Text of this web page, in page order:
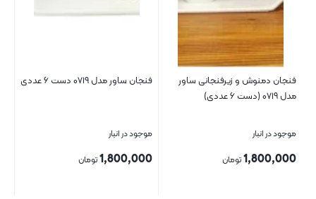
فنجان دمنوش و زیرفنجانی ساور
مدل ۰۷۱۹ (دست ۶ عددی)
موجود در انبار
1,800,000تومان
فنجان ساور مدل ۰۷۱۹ دست ۶ عددی
موجود در انبار
1,800,000تومان